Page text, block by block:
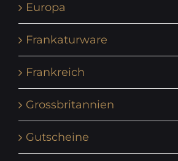
Europa
Frankaturware
Frankreich
Grossbritannien
Gutscheine